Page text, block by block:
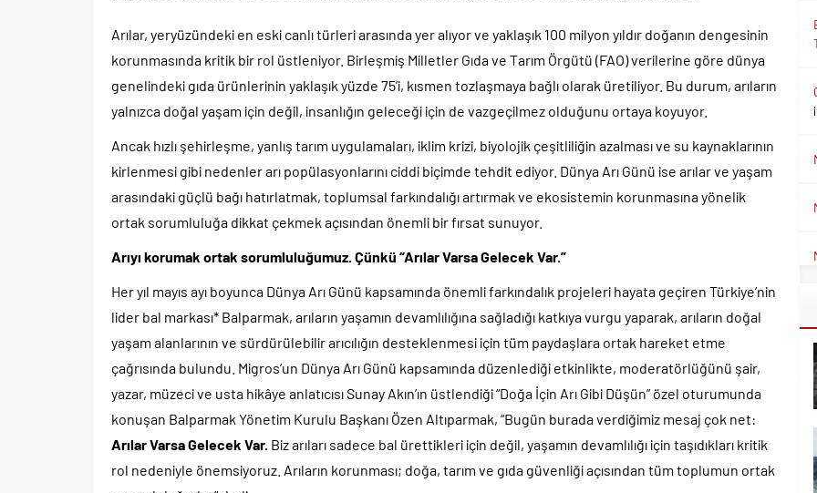
Arılar, yeryüzündeki en eski canlı türleri arasında yer alıyor ve yaklaşık 100 milyon yıldır doğanın dengesinin
korunmasında kritik bir rol üstleniyor. Birleşmiş Milletler Gıda ve Tarım Örgütü (FAO) verilerine göre dünya
genelindeki gıda ürünlerinin yaklaşık yüzde 75’i, kısmen tozlaşmaya bağlı olarak üretiliyor. Bu durum, arıların
yalnızca doğal yaşam için değil, insanlığın geleceği için de vazgeçilmez olduğunu ortaya koyuyor.
Ancak hızlı şehirleşme, yanlış tarım uygulamaları, iklim krizi, biyolojik çeşitliliğin azalması ve su kaynaklarının
kirlenmesi gibi nedenler arı popülasyonlarını ciddi biçimde tehdit ediyor. Dünya Arı Günü ise arılar ve yaşam
arasındaki güçlü bağı hatırlatmak, toplumsal farkındalığı artırmak ve ekosistemin korunmasına yönelik
ortak sorumluluğa dikkat çekmek açısından önemli bir fırsat sunuyor.
Arıyı korumak ortak sorumluluğumuz. Çünkü “Arılar Varsa Gelecek Var.”
Her yıl mayıs ayı boyunca Dünya Arı Günü kapsamında önemli farkındalık projeleri hayata geçiren Türkiye’nin
lider bal markası* Balparmak, arıların yaşamın devamlılığına sağladığı katkıya vurgu yaparak, arıların doğal
yaşam alanlarının ve sürdürülebilir arıcılığın desteklenmesi için tüm paydaşlara ortak hareket etme
çağrısında bulundu. Migros’un Dünya Arı Günü kapsamında düzenlediği etkinlikte, moderatörlüğünü şair,
yazar, müzeci ve usta hikâye anlatıcısı Sunay Akın’ın üstlendiği “Doğa İçin Arı Gibi Düşün” özel oturumunda
konuşan Balparmak Yönetim Kurulu Başkanı Özen Altıparmak, “Bugün burada verdiğimiz mesaj çok net:
Arılar Varsa Gelecek Var. Biz arıları sadece bal ürettikleri için değil, yaşamın devamlılığı için taşıdıkları kritik
rol nedeniyle önemsiyoruz. Arıların korunması; doğa, tarım ve gıda güvenliği açısından tüm toplumun ortak